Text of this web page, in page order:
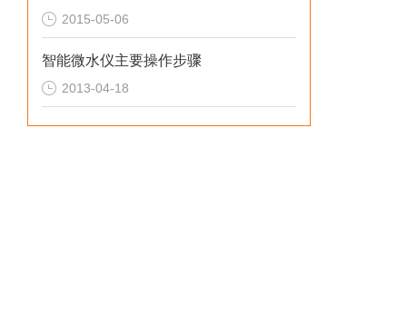
2015-05-06
智能微水仪主要操作步骤
2013-04-18